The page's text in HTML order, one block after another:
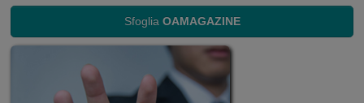
Sfoglia OAMAGAZINE